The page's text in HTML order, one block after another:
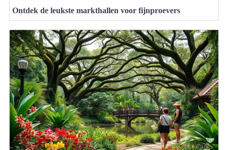
Ontdek de leukste markthallen voor fijnproevers